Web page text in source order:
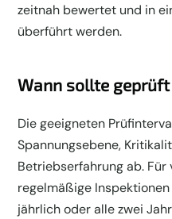
zeitnah bewertet und in
überführt werden.
Wann sollte geprüft
Die geeigneten
Spannungsebene,
Betriebserfahrung ab. Für
regelmäßige
jährlich oder alle zwei